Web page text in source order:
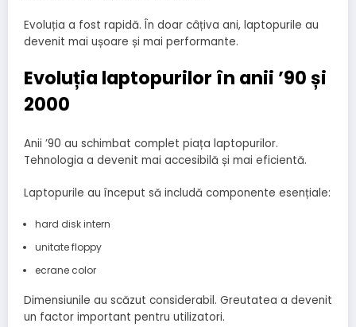
Evoluția a fost rapidă. În doar câțiva ani, laptopurile au
devenit mai ușoare și mai performante.
Evoluția laptopurilor în anii ’90 și
2000
Anii ’90 au schimbat complet piața laptopurilor.
Tehnologia a devenit mai accesibilă și mai eficientă.
Laptopurile au început să includă componente esențiale:
hard disk intern
unitate floppy
ecrane color
Dimensiunile au scăzut considerabil. Greutatea a devenit
un factor important pentru utilizatori.